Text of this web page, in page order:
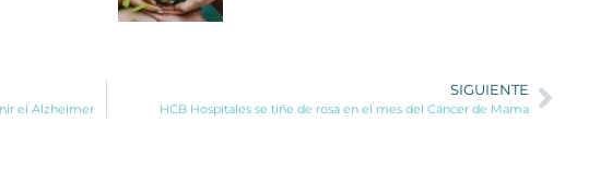
el Alzheimer
SIGUIENTE
HCB Hospitales se tiñe de rosa en el mes del Cáncer de Mama